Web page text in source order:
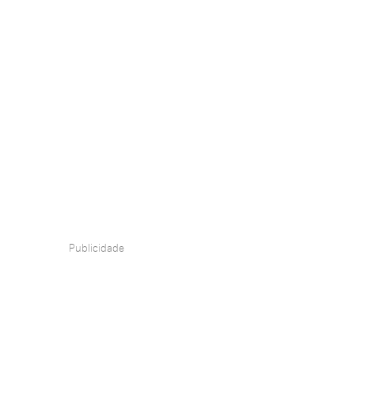
Publicidade